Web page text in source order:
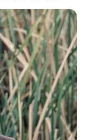
II e médio
Festival Nacional
Para um
de 8 a 17 de